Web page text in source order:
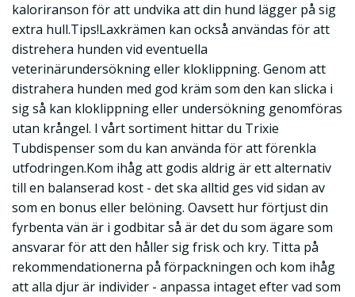
kaloriranson för att undvika att din hund lägger på sig
extra hull.Tips!Laxkrämen kan också användas för att
distrehera hunden vid eventuella
veterinärundersökning eller kloklippning. Genom att
distrahera hunden med god kräm som den kan slicka i
sig så kan kloklippning eller undersökning genomföras
utan krångel. I vårt sortiment hittar du Trixie
Tubdispenser som du kan använda för att förenkla
utfodringen.Kom ihåg att godis aldrig är ett alternativ
till en balanserad kost - det ska alltid ges vid sidan av
som en bonus eller belöning. Oavsett hur förtjust din
fyrbenta vän är i godbitar så är det du som ägare som
ansvarar för att den håller sig frisk och kry. Titta på
rekommendationerna på förpackningen och kom ihåg
att alla djur är individer - anpassa intaget efter vad som